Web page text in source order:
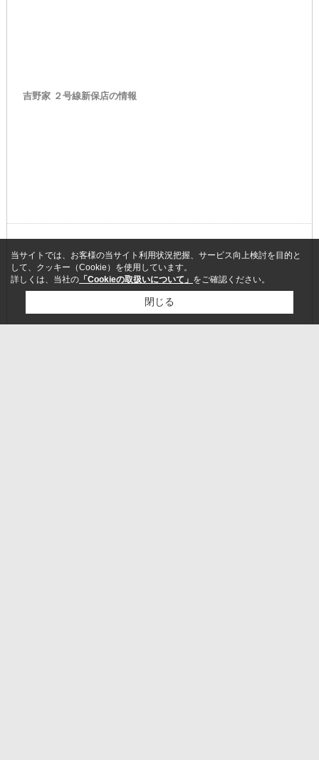
吉野家 ２号線新保店の情報
当サイトでは、お客様の当サイト利用状況把握、サービス向上検討を目的と
して、クッキー（Cookie）を使用しています。
詳しくは、当社の 「Cookieの取扱いについて」 をご確認ください。
閉じる